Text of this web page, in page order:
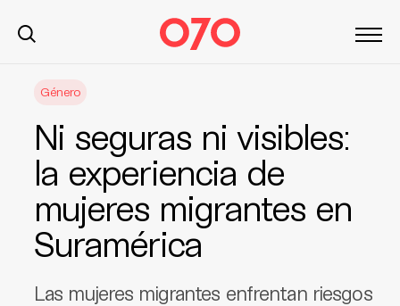
Género
Ni seguras ni visibles:
la experiencia de
mujeres migrantes en
Suramérica
Las mujeres migrantes enfrentan riesgos